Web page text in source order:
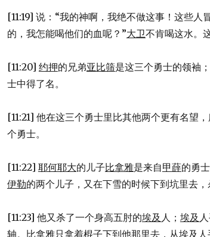
[11:19] 说：“我的神啊，我绝不做这事！这些
的，我怎能喝他们的血呢？”大卫不肯喝这水。
[11:20] 约押的兄弟亚比筛是这三个勇士的领袖
士中得了名。
[11:21] 他在这三个勇士里比其他两个更有名望
个勇士。
[11:22] 耶何耶大的儿子比拿雅是来自甲薛的勇
伊勒的两个儿子，又在下雪的时候下到坑里去，
[11:23] 他又杀了一个身高五肘的埃及 人； 埃及
轴。
比拿雅只拿着棍子下到他那里去，从埃及